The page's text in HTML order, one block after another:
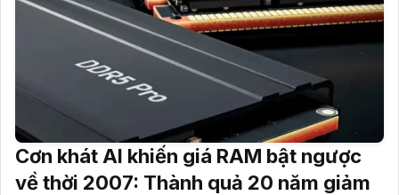
Cơn khát AI khiến giá RAM bật ngược
về thời 2007: Thành quả 20 năm giảm